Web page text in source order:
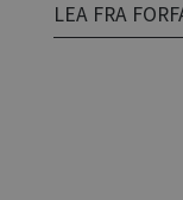
LEA FRA